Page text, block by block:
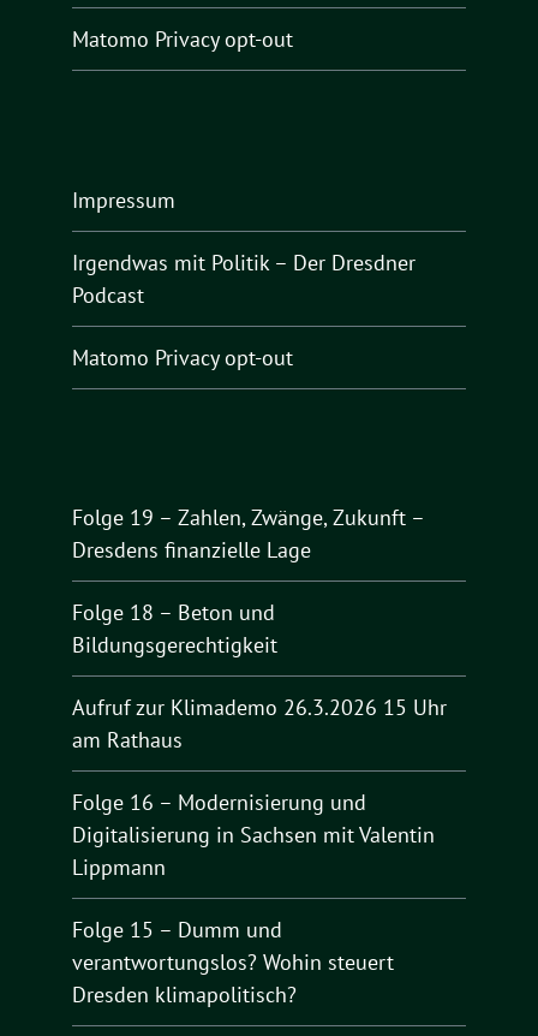
Matomo Privacy opt-out
Impressum
Irgendwas mit Politik – Der Dresdner
Podcast
Matomo Privacy opt-out
Folge 19 – Zahlen, Zwänge, Zukunft –
Dresdens finanzielle Lage
Folge 18 – Beton und
Bildungsgerechtigkeit
Aufruf zur Klimademo 26.3.2026 15 Uhr
am Rathaus
Folge 16 – Modernisierung und
Digitalisierung in Sachsen mit Valentin
Lippmann
Folge 15 – Dumm und
verantwortungslos? Wohin steuert
Dresden klimapolitisch?